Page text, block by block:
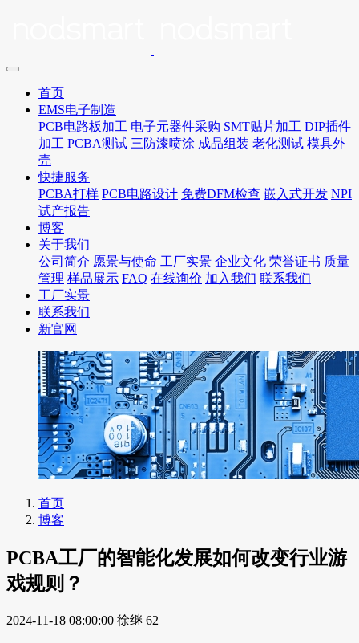
首页
EMS电子制造
PCB电路板加工 电子元器件采购 SMT贴片加工 DIP插件
加工 PCBA测试 三防漆喷涂 成品组装 老化测试 模具外
壳
快捷服务
PCBA打样 PCB电路设计 免费DFM检查 嵌入式开发 NPI
试产报告
博客
关于我们
公司简介 愿景与使命 工厂实景 企业文化 荣誉证书 质量
管理 样品展示 FAQ 在线询价 加入我们 联系我们
工厂实景
联系我们
新官网
首页
博客
PCBA工厂的智能化发展如何改变行业游
戏规则？
2024-11-18 08:00:00 徐继 62